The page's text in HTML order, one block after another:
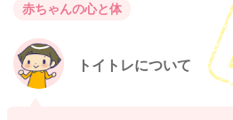
赤ちゃんの心と体
トイトレについて